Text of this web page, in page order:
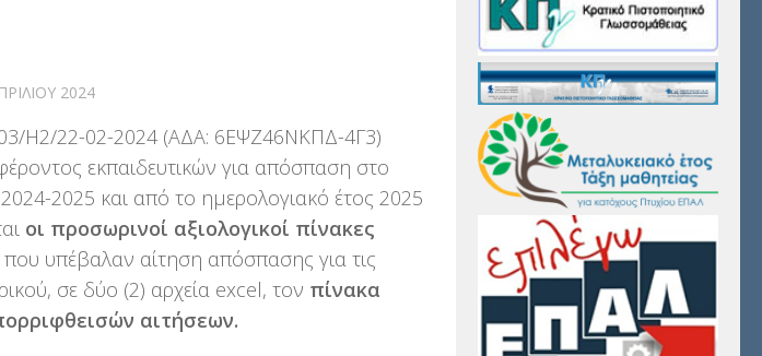
2024
Η2/22-02-2024 (ΑΔΑ: 6ΕΨΖ46ΝΚΠΔ-4Γ3)
εκπαιδευτικών για απόσπαση στο
2025 και από το ημερολογιακό έτος 2025
οι προσωρινοί αξιολογικοί πίνακες
που υπέβαλαν αίτηση απόσπασης για τις
σε δύο (2) αρχεία excel, τον πίνακα
αιτήσεων.